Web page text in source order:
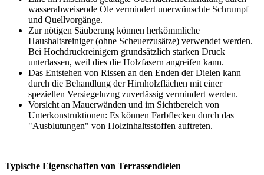
wasserabweisende Öle vermindert unerwünschte Schrumpf
und Quellvorgänge.
Zur nötigen Säuberung können herkömmliche
Haushaltsreiniger (ohne Scheuerzusätze) verwendet werden.
Bei Hochdruckreinigern grundsätzlich starken Druck
unterlassen, weil dies die Holzfasern angreifen kann.
Das Entstehen von Rissen an den Enden der Dielen kann
durch die Behandlung der Hirnholzflächen mit einer
speziellen Versiegeluzng zuverlässig vermindert werden.
Vorsicht an Mauerwänden und im Sichtbereich von
Unterkonstruktionen: Es können Farbflecken durch das
"Ausblutungen" von Holzinhaltsstoffen auftreten.
Typische Eigenschaften von Terrassendielen